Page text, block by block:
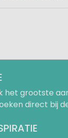
het grootste
direct bij